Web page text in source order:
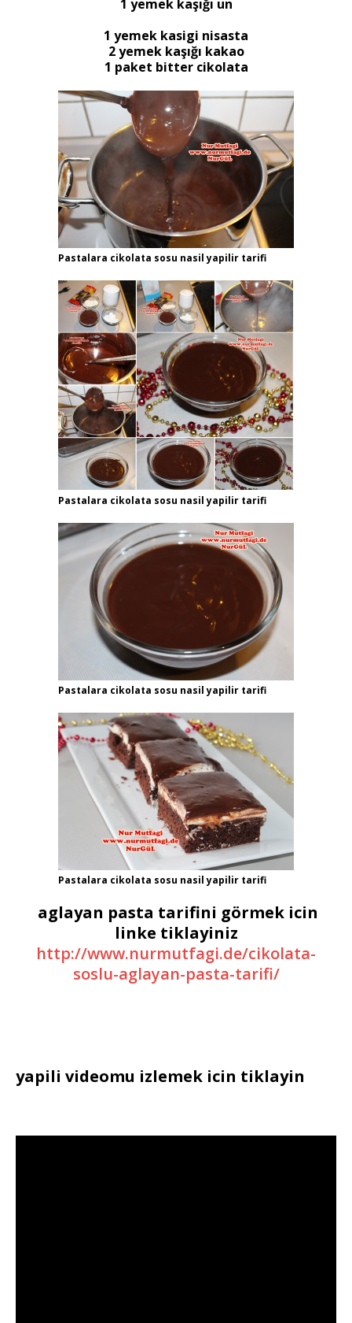
1 yemek kaşığı un
1 yemek kasigi nisasta
2 yemek kaşığı kakao
1 paket bitter cikolata
Pastalara cikolata sosu nasil yapilir tarifi
Pastalara cikolata sosu nasil yapilir tarifi
Pastalara cikolata sosu nasil yapilir tarifi
Pastalara cikolata sosu nasil yapilir tarifi
aglayan pasta tarifini görmek icin
linke tiklayiniz
http://www.nurmutfagi.de/cikolata-
soslu-aglayan-pasta-tarifi/
yapili videomu izlemek icin tiklayin